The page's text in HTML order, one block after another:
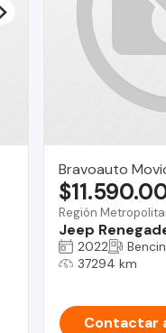
Bravoauto
Región
Jeep
2022
37294 km
Contactar